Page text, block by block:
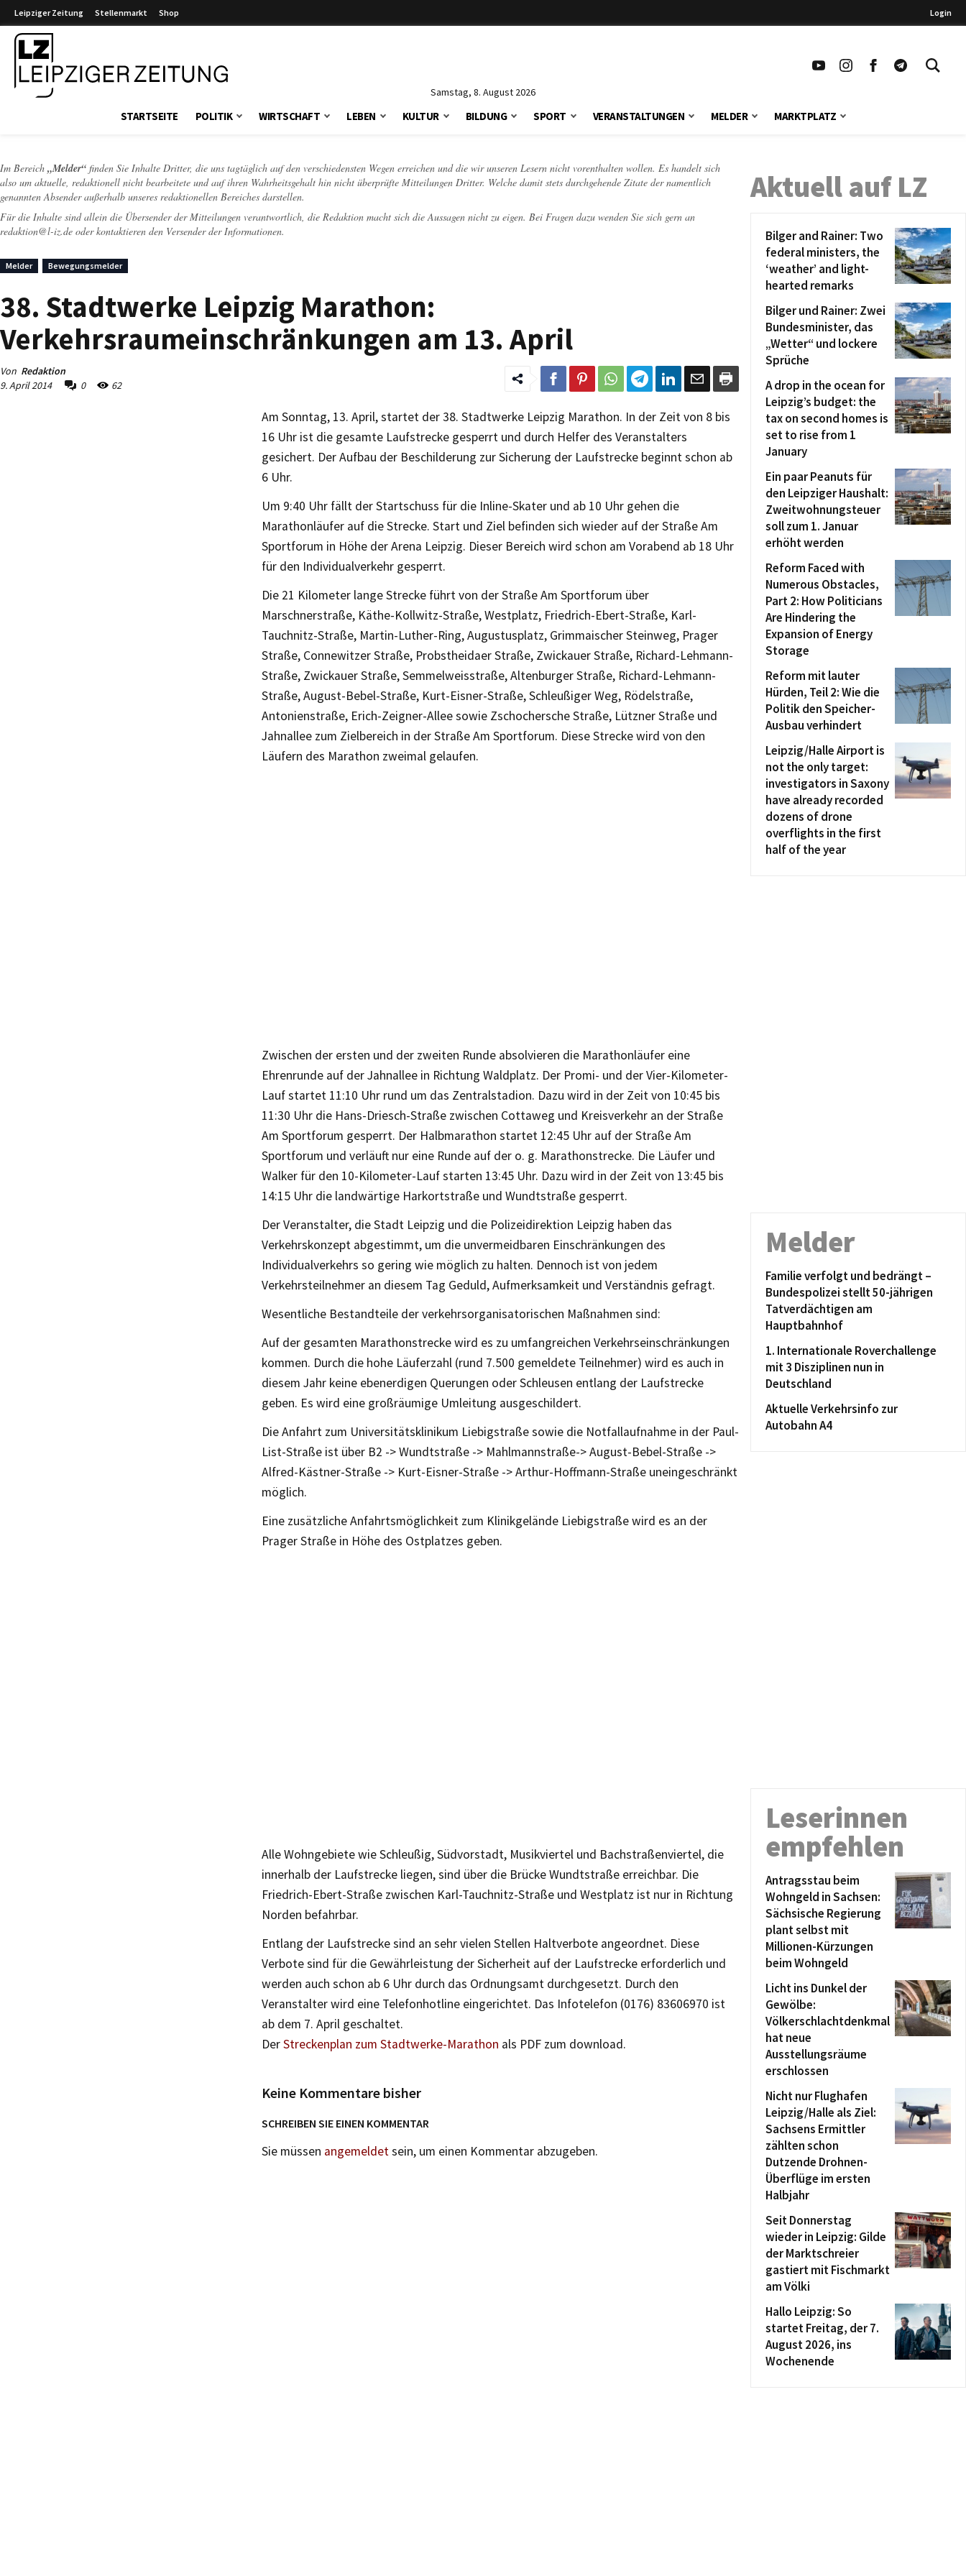
Leipziger Zeitung Stellenmarkt Shop Login
Samstag, 8. August 2026
STARTSEITE POLITIK WIRTSCHAFT LEBEN KULTUR BILDUNG SPORT VERANSTALTUNGEN MELDER MARKTPLATZ
Im Bereich „Melder“ finden Sie Inhalte Dritter, die uns tagtäglich auf den verschiedensten Wegen erreichen und die wir unseren Lesern nicht vorenthalten wollen. Es handelt sich
also um aktuelle, redaktionell nicht bearbeitete und auf ihren Wahrheitsgehalt hin nicht überprüfte Mitteilungen Dritter. Welche damit stets durchgehende Zitate der namentlich
genannten Absender außerhalb unseres redaktionellen Bereiches darstellen.
Für die Inhalte sind allein die Übersender der Mitteilungen verantwortlich, die Redaktion macht sich die Aussagen nicht zu eigen. Bei Fragen dazu wenden Sie sich gern an
redaktion@l-iz.de oder kontaktieren den Versender der Informationen.
Melder Bewegungsmelder
38. Stadtwerke Leipzig Marathon:
Verkehrsraumeinschränkungen am 13. April
Von Redaktion
9. April 2014
0 62
Am Sonntag, 13. April, startet der 38. Stadtwerke Leipzig Marathon. In der Zeit von 8 bis
16 Uhr ist die gesamte Laufstrecke gesperrt und durch Helfer des Veranstalters
gesichert. Der Aufbau der Beschilderung zur Sicherung der Laufstrecke beginnt schon ab
6 Uhr.
Um 9:40 Uhr fällt der Startschuss für die Inline-Skater und ab 10 Uhr gehen die
Marathonläufer auf die Strecke. Start und Ziel befinden sich wieder auf der Straße Am
Sportforum in Höhe der Arena Leipzig. Dieser Bereich wird schon am Vorabend ab 18 Uhr
für den Individualverkehr gesperrt.
Die 21 Kilometer lange Strecke führt von der Straße Am Sportforum über
Marschnerstraße, Käthe-Kollwitz-Straße, Westplatz, Friedrich-Ebert-Straße, Karl-
Tauchnitz-Straße, Martin-Luther-Ring, Augustusplatz, Grimmaischer Steinweg, Prager
Straße, Connewitzer Straße, Probstheidaer Straße, Zwickauer Straße, Richard-Lehmann-
Straße, Zwickauer Straße, Semmelweisstraße, Altenburger Straße, Richard-Lehmann-
Straße, August-Bebel-Straße, Kurt-Eisner-Straße, Schleußiger Weg, Rödelstraße,
Antonienstraße, Erich-Zeigner-Allee sowie Zschochersche Straße, Lützner Straße und
Jahnallee zum Zielbereich in der Straße Am Sportforum. Diese Strecke wird von den
Läufern des Marathon zweimal gelaufen.
Zwischen der ersten und der zweiten Runde absolvieren die Marathonläufer eine
Ehrenrunde auf der Jahnallee in Richtung Waldplatz. Der Promi- und der Vier-Kilometer-
Lauf startet 11:10 Uhr rund um das Zentralstadion. Dazu wird in der Zeit von 10:45 bis
11:30 Uhr die Hans-Driesch-Straße zwischen Cottaweg und Kreisverkehr an der Straße
Am Sportforum gesperrt. Der Halbmarathon startet 12:45 Uhr auf der Straße Am
Sportforum und verläuft nur eine Runde auf der o. g. Marathonstrecke. Die Läufer und
Walker für den 10-Kilometer-Lauf starten 13:45 Uhr. Dazu wird in der Zeit von 13:45 bis
14:15 Uhr die landwärtige Harkortstraße und Wundtstraße gesperrt.
Der Veranstalter, die Stadt Leipzig und die Polizeidirektion Leipzig haben das
Verkehrskonzept abgestimmt, um die unvermeidbaren Einschränkungen des
Individualverkehrs so gering wie möglich zu halten. Dennoch ist von jedem
Verkehrsteilnehmer an diesem Tag Geduld, Aufmerksamkeit und Verständnis gefragt.
Wesentliche Bestandteile der verkehrsorganisatorischen Maßnahmen sind:
Auf der gesamten Marathonstrecke wird es zu umfangreichen Verkehrseinschränkungen
kommen. Durch die hohe Läuferzahl (rund 7.500 gemeldete Teilnehmer) wird es auch in
diesem Jahr keine ebenerdigen Querungen oder Schleusen entlang der Laufstrecke
geben. Es wird eine großräumige Umleitung ausgeschildert.
Die Anfahrt zum Universitätsklinikum Liebigstraße sowie die Notfallaufnahme in der Paul-
List-Straße ist über B2 -> Wundtstraße -> Mahlmannstraße-> August-Bebel-Straße ->
Alfred-Kästner-Straße -> Kurt-Eisner-Straße -> Arthur-Hoffmann-Straße uneingeschränkt
möglich.
Eine zusätzliche Anfahrtsmöglichkeit zum Klinikgelände Liebigstraße wird es an der
Prager Straße in Höhe des Ostplatzes geben.
Alle Wohngebiete wie Schleußig, Südvorstadt, Musikviertel und Bachstraßenviertel, die
innerhalb der Laufstrecke liegen, sind über die Brücke Wundtstraße erreichbar. Die
Friedrich-Ebert-Straße zwischen Karl-Tauchnitz-Straße und Westplatz ist nur in Richtung
Norden befahrbar.
Entlang der Laufstrecke sind an sehr vielen Stellen Haltverbote angeordnet. Diese
Verbote sind für die Gewährleistung der Sicherheit auf der Laufstrecke erforderlich und
werden auch schon ab 6 Uhr durch das Ordnungsamt durchgesetzt. Durch den
Veranstalter wird eine Telefonhotline eingerichtet. Das Infotelefon (0176) 83606970 ist
ab dem 7. April geschaltet.
DerStreckenplan zum Stadtwerke-Marathon als PDF zum download.
Keine Kommentare bisher
SCHREIBEN SIE EINEN KOMMENTAR
Sie müssen angemeldetsein, um einen Kommentar abzugeben.
Aktuell auf LZ
Bilger and Rainer: Two
federal ministers, the
‘weather’ and light-
hearted remarks
Bilger und Rainer: Zwei
Bundesminister, das
„Wetter“ und lockere
Sprüche
A drop in the ocean for
Leipzig’s budget: the
tax on second homes is
set to rise from 1
January
Ein paar Peanuts für
den Leipziger Haushalt:
Zweitwohnungsteuer
soll zum 1. Januar
erhöht werden
Reform Faced with
Numerous Obstacles,
Part 2: How Politicians
Are Hindering the
Expansion of Energy
Storage
Reform mit lauter
Hürden, Teil 2: Wie die
Politik den Speicher-
Ausbau verhindert
Leipzig/Halle Airport is
not the only target:
investigators in Saxony
have already recorded
dozens of drone
overflights in the first
half of the year
Melder
Familie verfolgt und bedrängt –
Bundespolizei stellt 50-jährigen
Tatverdächtigen am
Hauptbahnhof
1. Internationale Roverchallenge
mit 3 Disziplinen nun in
Deutschland
Aktuelle Verkehrsinfo zur
Autobahn A4
Leserinnen
empfehlen
Antragsstau beim
Wohngeld in Sachsen:
Sächsische Regierung
plant selbst mit
Millionen-Kürzungen
beim Wohngeld
Licht ins Dunkel der
Gewölbe:
Völkerschlachtdenkmal
hat neue
Ausstellungsräume
erschlossen
Nicht nur Flughafen
Leipzig/Halle als Ziel:
Sachsens Ermittler
zählten schon
Dutzende Drohnen-
Überflüge im ersten
Halbjahr
Seit Donnerstag
wieder in Leipzig: Gilde
der Marktschreier
gastiert mit Fischmarkt
am Völki
Hallo Leipzig: So
startet Freitag, der 7.
August 2026, ins
Wochenende